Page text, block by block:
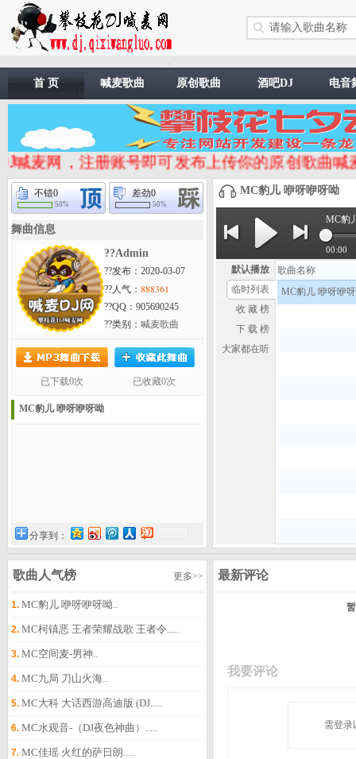
.
首 页 喊麦歌曲 原创歌曲 酒吧DJ 电音
麦网，注册账号即可发布上传你的原创歌曲喊麦
不错0
50%
差劲0
50%
舞曲信息
??Admin
??发布：2020-03-07
??人气： 888361
??QQ：905690245
??类别： 喊麦歌曲
已下载0次 已收藏0次
MC豹儿 咿呀咿呀呦
分享到：
MC豹儿 咿呀咿呀呦
MC豹
00:00
默认播放
临时列表
收 藏 榜
下 载 榜
大家都在听
歌曲名称
MC豹儿 咿呀咿
歌曲人气榜 更多>>
1. MC豹儿 咿呀咿呀呦..
2. MC柯镇恶 王者荣耀战歌 王者令.....
3. MC空间麦-男神..
4. MC九局 刀山火海..
5. MC大科 大话西游高迪版 (DJ.....
6. MC水观音-（DJ夜色神曲）.....
7. MC佳瑶 火红的萨日朗.....
最新评论
需登录
我要评论